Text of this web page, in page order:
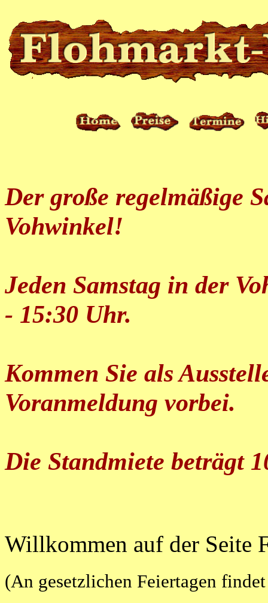
Der große regelmäßige
Vohwinkel!
Jeden Samstag in der
- 15:30 Uhr.
Kommen Sie als
Voranmeldung vorbei.
Die Standmiete beträgt
Willkommen auf der Seite
(An gesetzlichen Feiertagen